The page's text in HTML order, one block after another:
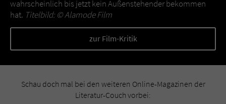
wahrscheinlich bis jetzt kein Außenstehender bekommen
hat. Titelbild: ©Alamode Film
zur Film-Kritik
Schau doch mal bei den weiteren Online-Magazinen der
Literatur-Couch vorbei: